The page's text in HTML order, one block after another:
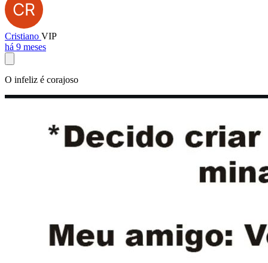
Cristiano VIP
há 9 meses
O infeliz é corajoso